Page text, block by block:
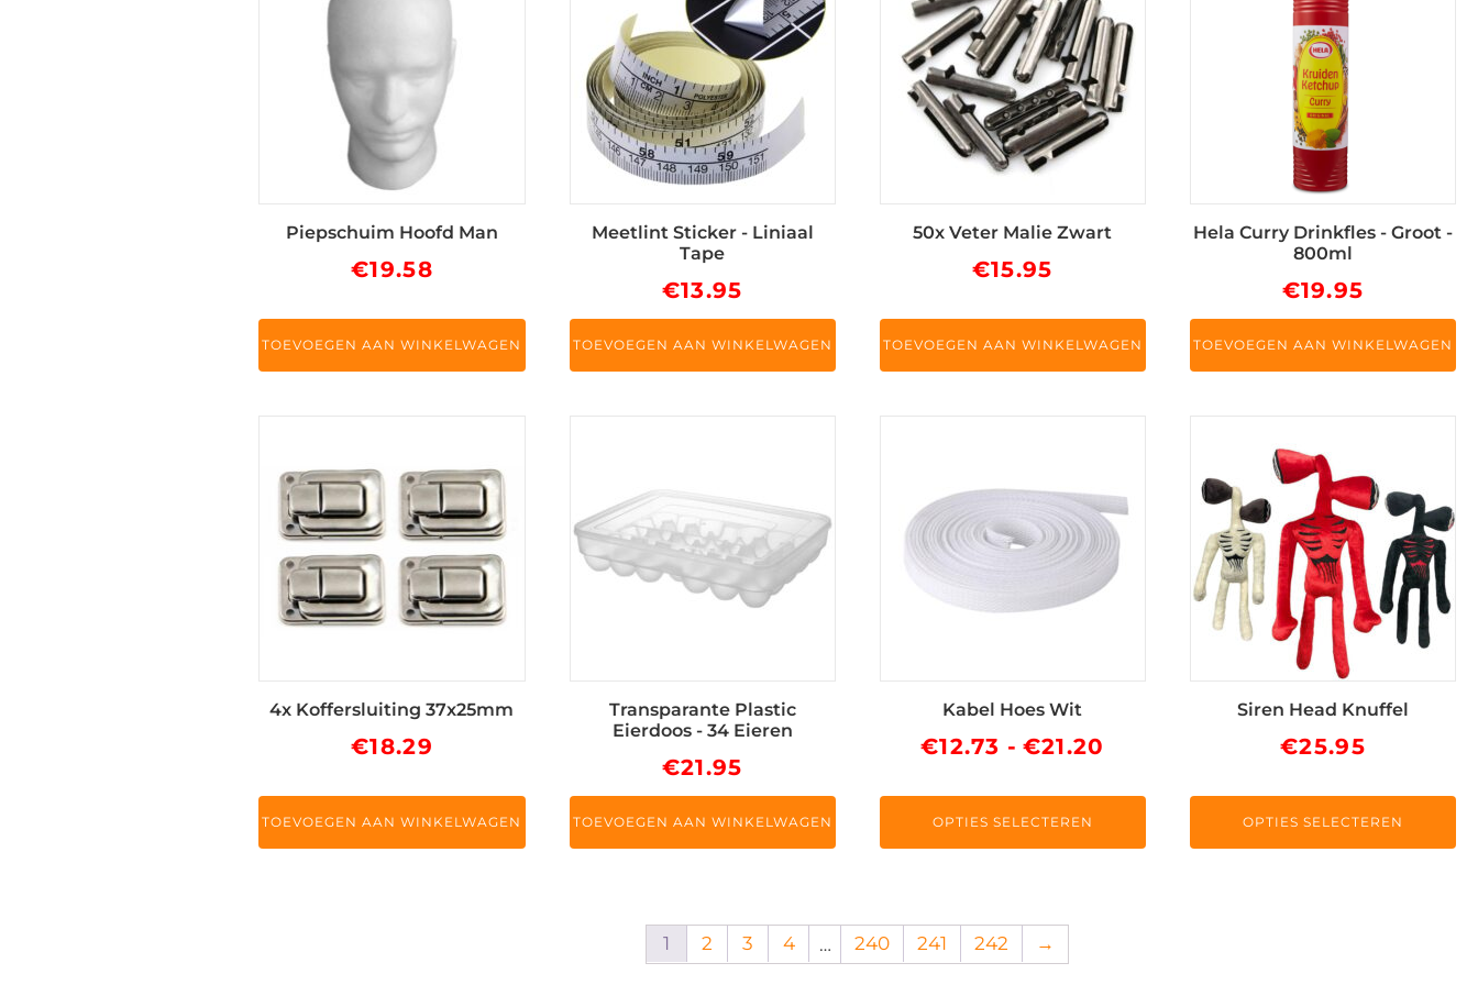
Piepschuim Hoofd Man
€19.58
TOEVOEGEN AAN WINKELWAGEN
Meetlint Sticker - Liniaal
Tape
€13.95
TOEVOEGEN AAN WINKELWAGEN
50x Veter Malie Zwart
€15.95
TOEVOEGEN AAN WINKELWAGEN
Hela Curry Drinkfles - Groot -
800ml
€19.95
TOEVOEGEN AAN WINKELWAGEN
4x Koffersluiting 37x25mm
€18.29
TOEVOEGEN AAN WINKELWAGEN
Transparante Plastic
Eierdoos - 34 Eieren
€21.95
TOEVOEGEN AAN WINKELWAGEN
Kabel Hoes Wit
€12.73 - €21.20
€21.20
OPTIES SELECTEREN
meerdere
variaties.
Deze
productpagina
Siren Head Knuffel
€25.95
OPTIES SELECTEREN
heeft
meerdere
variaties.
Deze
optie
kan
productpagina
1 2 3 4 … 240 241 242 →